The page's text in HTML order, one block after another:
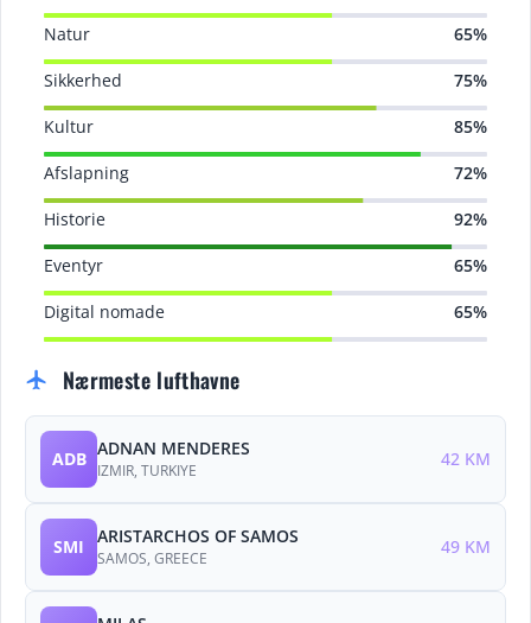
Natur 65%
Sikkerhed 75%
Kultur 85%
Afslapning 72%
Historie 92%
Eventyr 65%
Digital nomade 65%
flight Nærmeste lufthavne
ADB ADNAN MENDERES
IZMIR, TURKIYE
42 KM
SMI ARISTARCHOS OF SAMOS
SAMOS, GREECE
49 KM